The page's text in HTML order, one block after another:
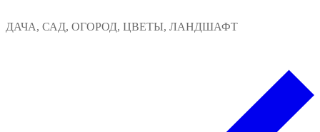
к
ДАЧА, САД, ОГОРОД, ЦВЕТЫ, ЛАНДШАФТ